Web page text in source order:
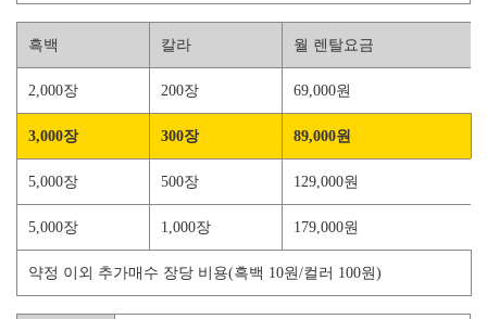
흑백 칼라 월 렌탈요금
2,000장 200장 69,000원
3,000장 300장 89,000원
5,000장 500장 129,000원
5,000장 1,000장 179,000원
약정 이외 추가매수 장당 비용(흑백 10원/컬러 100원)